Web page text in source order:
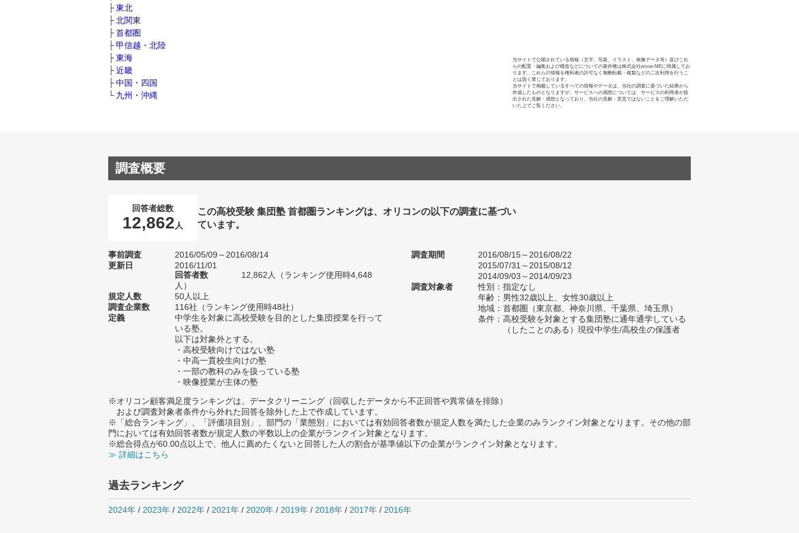
東北
北関東
首都圏
甲信越・北陸
東海
近畿
中国・四国
九州・沖縄
当サイトで公開されている情報（文字、写真、イラスト、画像データ等）及びこれ
らの配置・編集および構造などについての著作権は株式会社oricon MEに帰属してお
ります。これらの情報を権利者の許可なく無断転載・複製などの二次利用を行うこ
とは固く禁じております。
当サイトで掲載しているすべての情報やデータは、当社の調査に基づいた結果から
作成したものとなりますが、サービスへの感想については、サービスの利用者が提
出された見解・感想となっており、当社の見解・意見ではないことをご理解いただ
いた上でご覧ください。
調査概要
回答者総数
12,862 人
この高校受験 集団塾 首都圏ランキングは、オリコンの以下の調査に基づい
ています。
事前調査
2016/05/09～2016/08/14
更新日
2016/11/01
回答者数
12,862人（ランキング使用時4,648
人）
規定人数
50人以上
調査企業数
116社（ランキング使用時48社）
定義
中学生を対象に高校受験を目的とした集団授業を行って
いる塾。
以下は対象外とする。
・高校受験向けではない塾
・中高一貫校生向けの塾
・一部の教科のみを扱っている塾
・映像授業が主体の塾
調査期間
2016/08/15～2016/08/22
2015/07/31～2015/08/12
2014/09/03～2014/09/23
調査対象者
性別：指定なし
年齢：男性32歳以上、女性30歳以上
地域：首都圏（東京都、神奈川県、千葉県、埼玉県）
条件：高校受験を対象とする集団塾に通年通学している
（したことのある）現役中学生/高校生の保護者
※オリコン顧客満足度ランキングは、データクリーニング（回収したデータから不正回答や異常値を排除）
および調査対象者条件から外れた回答を除外した上で作成しています。
※「総合ランキング」、「評価項目別」、部門の「業態別」においては有効回答者数が規定人数を満たした企業のみランクイン対象となります。その他の部
門においては有効回答者数が規定人数の半数以上の企業がランクイン対象となります。
※総合得点が60.00点以上で、他人に薦めたくないと回答した人の割合が基準値以下の企業がランクイン対象となります。
≫ 詳細はこちら
過去ランキング
2024年 / 2023年 / 2022年 / 2021年 / 2020年 / 2019年 / 2018年 / 2017年 / 2016年